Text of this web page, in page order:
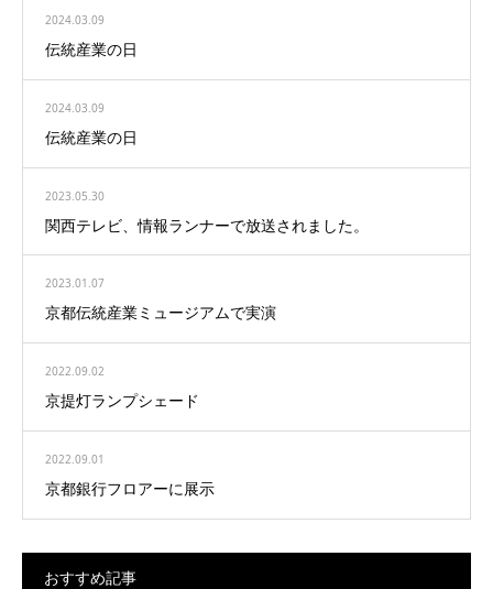
2024.03.09
伝統産業の日
2024.03.09
伝統産業の日
2023.05.30
関西テレビ、情報ランナーで放送されました。
2023.01.07
京都伝統産業ミュージアムで実演
2022.09.02
京提灯ランプシェード
2022.09.01
京都銀行フロアーに展示
おすすめ記事